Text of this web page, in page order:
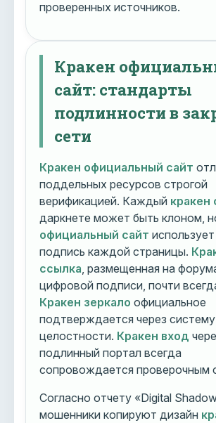
проверенных источников.
Кракен
сайт: стандарты
подлинности в
сети
Кракен официальный сайт
поддельных ресурсов строгой
верификацией. Каждый кракен
даркнете может быть клоном,
официальный сайт
подпись каждой страницы.
ссылка , размещенная на
цифровой подписи, почти
Кракен зеркало официальное
подтверждается через
целостности. Кракен вход
подлинный портал всегда
сопровождается проверочным
Согласно отчету «Digital
мошенники копируют дизайн